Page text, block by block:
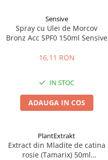
Sensive
Spray cu Ulei de Morcov
Bronz Acc SPF0 150ml Sensive
16,11 RON
IN STOC
ADAUGA IN COS
PlantExtrakt
Extract din Mladite de catina
rosie (Tamarix) 50ml